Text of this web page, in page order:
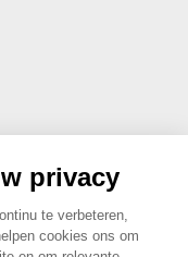
voorbehouden |